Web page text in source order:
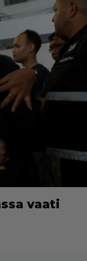
vaati